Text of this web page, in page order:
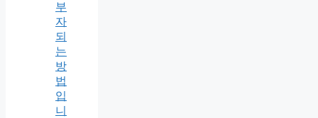
부
자
되
는
방
법
입
니